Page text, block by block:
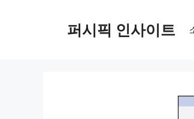
퍼시픽 인사이트